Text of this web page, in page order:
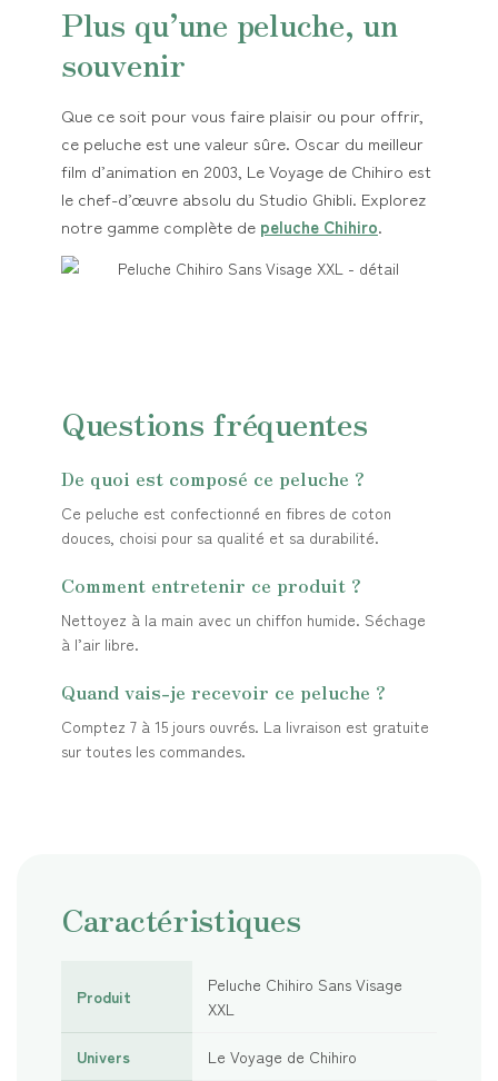
Plus qu’une peluche, un
souvenir
Que ce soit pour vous faire plaisir ou pour offrir,
ce peluche est une valeur sûre. Oscar du meilleur
film d’animation en 2003, Le Voyage de Chihiro est
le chef-d’œuvre absolu du Studio Ghibli. Explorez
notre gamme complète de peluche Chihiro.
Questions fréquentes
De quoi est composé ce peluche ?
Ce peluche est confectionné en fibres de coton
douces, choisi pour sa qualité et sa durabilité.
Comment entretenir ce produit ?
Nettoyez à la main avec un chiffon humide. Séchage
à l’air libre.
Quand vais-je recevoir ce peluche ?
Comptez 7 à 15 jours ouvrés. La livraison est gratuite
sur toutes les commandes.
Caractéristiques
Produit
Peluche Chihiro Sans Visage
XXL
Univers Le Voyage de Chihiro